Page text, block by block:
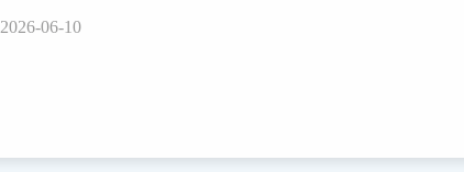
2026-06-10